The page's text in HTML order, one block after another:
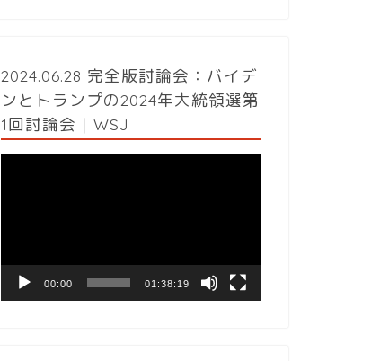
2024.06.28 完全版討論会：バイデ
ンとトランプの2024年大統領選第
1回討論会｜WSJ
ヤ
00:00 01:38:19